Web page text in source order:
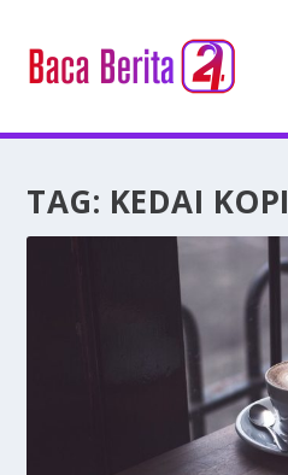
TAG: KEDAI KOPI